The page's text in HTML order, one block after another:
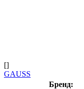
[]
GAUSS
Бренд: